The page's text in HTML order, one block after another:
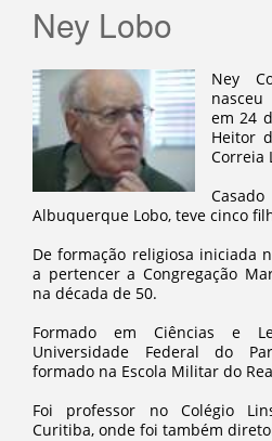
Ney Lobo
Ney
em 24
Heitor
Correia
Albuquerque Lobo, teve cinco
De formação religiosa iniciada
a pertencer a Congregação
na década de 50.
Formado em Ciências e
Universidade Federal do
formado na Escola Militar do
Foi professor no Colégio
Curitiba, onde foi também